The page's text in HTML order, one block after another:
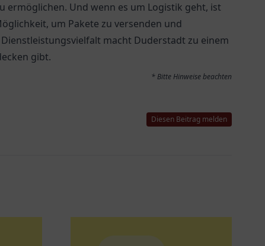
ermöglichen. Und wenn es um Logistik geht, ist
um Pakete zu versenden und
macht Duderstadt zu einem
gibt.
* Bitte Hinweise beachten
Diesen Beitrag melden